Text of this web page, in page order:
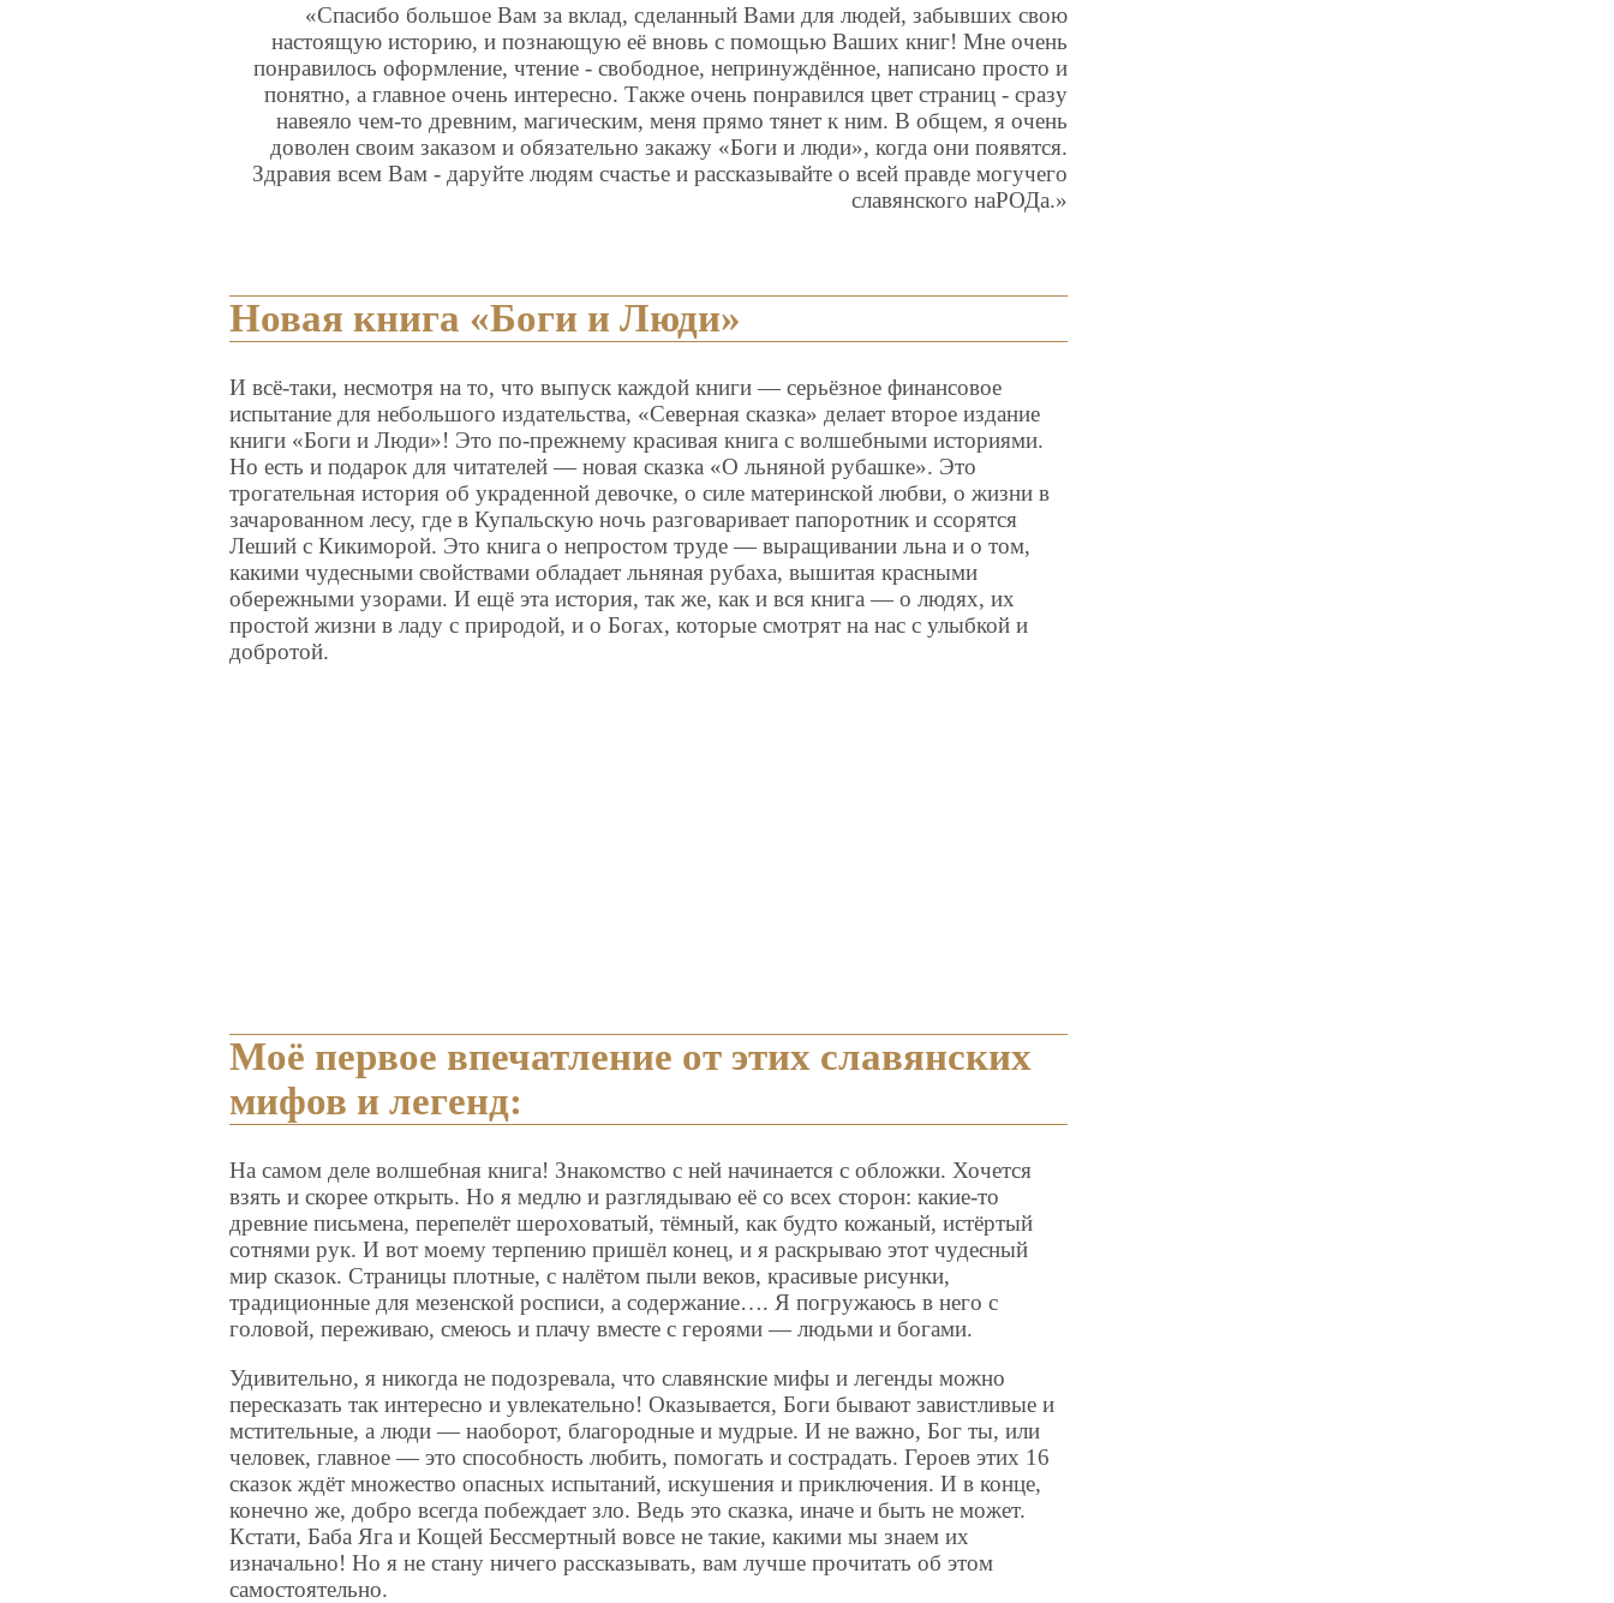
«Спасибо большое Вам за вклад, сделанный Вами для людей, забывших свою
настоящую историю, и познающую её вновь с помощью Ваших книг! Мне очень
понравилось оформление, чтение - свободное, непринуждённое, написано просто и
понятно, а главное очень интересно. Также очень понравился цвет страниц - сразу
навеяло чем-то древним, магическим, меня прямо тянет к ним. В общем, я очень
доволен своим заказом и обязательно закажу «Боги и люди», когда они появятся.
Здравия всем Вам - даруйте людям счастье и рассказывайте о всей правде могучего
славянского наРОДа.»
Новая книга «Боги и Люди»
И всё-таки, несмотря на то, что выпуск каждой книги — серьёзное финансовое
испытание для небольшого издательства, «Северная сказка» делает второе издание
книги «Боги и Люди»! Это по-прежнему красивая книга с волшебными историями.
Но есть и подарок для читателей — новая сказка «О льняной рубашке». Это
трогательная история об украденной девочке, о силе материнской любви, о жизни в
зачарованном лесу, где в Купальскую ночь разговаривает папоротник и ссорятся
Леший с Кикиморой. Это книга о непростом труде — выращивании льна и о том,
какими чудесными свойствами обладает льняная рубаха, вышитая красными
обережными узорами. И ещё эта история, так же, как и вся книга — о людях, их
простой жизни в ладу с природой, и о Богах, которые смотрят на нас с улыбкой и
добротой.
Моё первое впечатление от этих славянских
мифов и легенд:
На самом деле волшебная книга! Знакомство с ней начинается с обложки. Хочется
взять и скорее открыть. Но я медлю и разглядываю её со всех сторон: какие-то
древние письмена, перепелёт шероховатый, тёмный, как будто кожаный, истёртый
сотнями рук. И вот моему терпению пришёл конец, и я раскрываю этот чудесный
мир сказок. Страницы плотные, с налётом пыли веков, красивые рисунки,
традиционные для мезенской росписи, а содержание…. Я погружаюсь в него с
головой, переживаю, смеюсь и плачу вместе с героями — людьми и богами.
Удивительно, я никогда не подозревала, что славянские мифы и легенды можно
пересказать так интересно и увлекательно! Оказывается, Боги бывают завистливые и
мстительные, а люди — наоборот, благородные и мудрые. И не важно, Бог ты, или
человек, главное — это способность любить, помогать и сострадать. Героев этих 16
сказок ждёт множество опасных испытаний, искушения и приключения. И в конце,
конечно же, добро всегда побеждает зло. Ведь это сказка, иначе и быть не может.
Кстати, Баба Яга и Кощей Бессмертный вовсе не такие, какими мы знаем их
изначально! Но я не стану ничего рассказывать, вам лучше прочитать об этом
самостоятельно.